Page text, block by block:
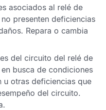
asociados al relé de
presenten deficiencias
Repara o cambia
del circuito del relé de
busca de condiciones
otras deficiencias que
del circuito.